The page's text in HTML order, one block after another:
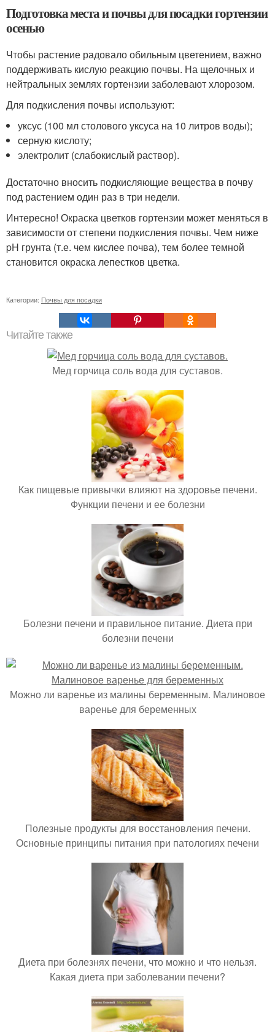
Подготовка места и почвы для посадки гортензии
осенью
Чтобы растение радовало обильным цветением, важно
поддерживать кислую реакцию почвы. На щелочных и
нейтральных землях гортензии заболевают хлорозом.
Для подкисления почвы используют:
уксус (100 мл столового уксуса на 10 литров воды);
серную кислоту;
электролит (слабокислый раствор).
Достаточно вносить подкисляющие вещества в почву
под растением один раз в три недели.
Интересно! Окраска цветков гортензии может меняться в
зависимости от степени подкисления почвы. Чем ниже
pH грунта (т.е. чем кислее почва), тем более темной
становится окраска лепестков цветка.
Категории: Почвы для посадки
Читайте также
Мед горчица соль вода для суставов.
Как пищевые привычки влияют на здоровье печени.
Функции печени и ее болезни
Болезни печени и правильное питание. Диета при
болезни печени
Можно ли варенье из малины беременным. Малиновое
варенье для беременных
Полезные продукты для восстановления печени.
Основные принципы питания при патологиях печени
Диета при болезнях печени, что можно и что нельзя.
Какая диета при заболевании печени?